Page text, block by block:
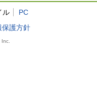
ル
PC
保護方針